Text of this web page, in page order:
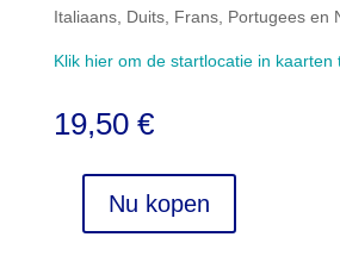
Italiaans, Duits, Frans, Portugees en
Klik hier om de startlocatie in kaarten
19,50 €
Nu kopen